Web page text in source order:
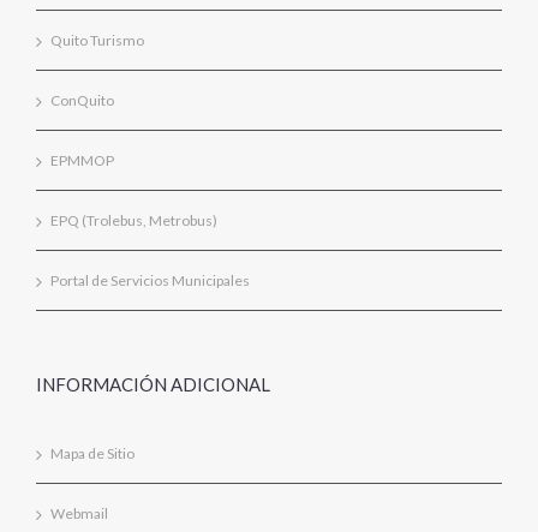
Quito Turismo
ConQuito
EPMMOP
EPQ (Trolebus, Metrobus)
Portal de Servicios Municipales
INFORMACIÓN ADICIONAL
Mapa de Sitio
Webmail